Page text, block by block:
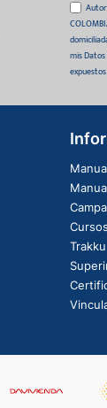
mis
Trakku